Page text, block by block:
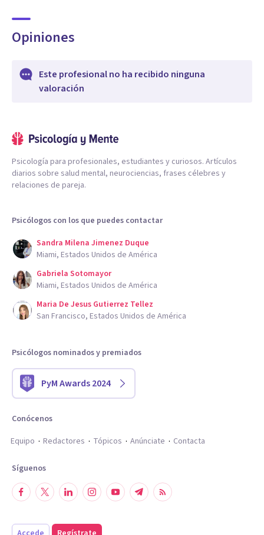
Opiniones
Este profesional no ha recibido ninguna
valoración
Psicología para profesionales, estudiantes y curiosos. Artículos
diarios sobre salud mental, neurociencias, frases célebres y
relaciones de pareja.
Psicólogos con los que puedes contactar
Sandra Milena Jimenez Duque
Miami, Estados Unidos de América
Gabriela Sotomayor
Miami, Estados Unidos de América
Maria De Jesus Gutierrez Tellez
San Francisco, Estados Unidos de América
Psicólogos nominados y premiados
PyM Awards 2024
Conócenos
Equipo
Redactores Tópicos Anúnciate Contacta
Síguenos